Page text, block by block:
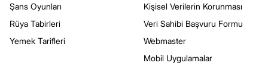
Şans Oyunları
Rüya Tabirleri
Yemek Tarifleri
Kişisel Verilerin Korunması
Veri Sahibi Başvuru Formu
Webmaster
Mobil Uygulamalar